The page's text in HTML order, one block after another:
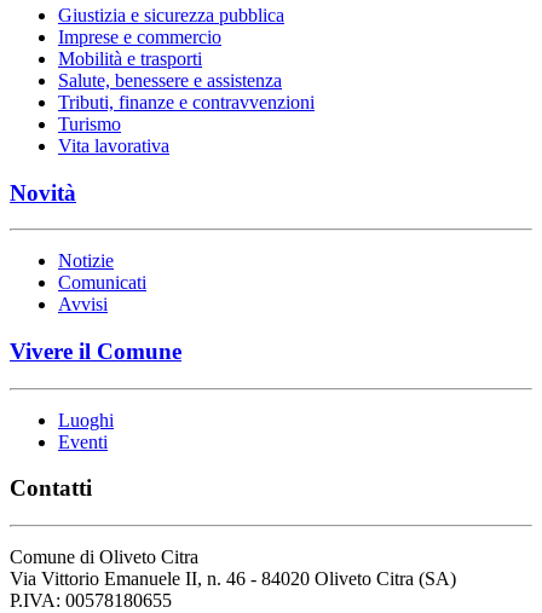
Giustizia e sicurezza pubblica
Imprese e commercio
Mobilità e trasporti
Salute, benessere e assistenza
Tributi, finanze e contravvenzioni
Turismo
Vita lavorativa
Novità
Notizie
Comunicati
Avvisi
Vivere il Comune
Luoghi
Eventi
Contatti
Comune di Oliveto Citra
Via Vittorio Emanuele II, n. 46 - 84020 Oliveto Citra (SA)
P.IVA: 00578180655